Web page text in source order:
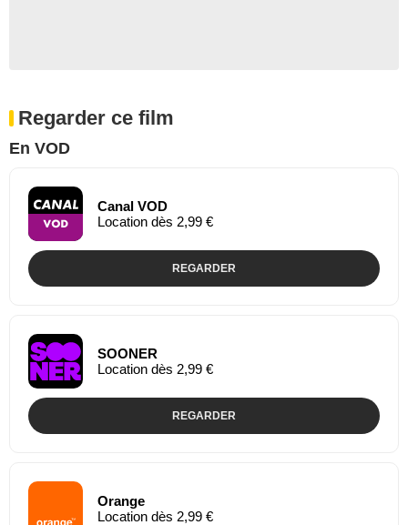
Regarder ce film
En VOD
Canal VOD
Location dès 2,99 €
REGARDER
SOONER
Location dès 2,99 €
REGARDER
Orange
Location dès 2,99 €